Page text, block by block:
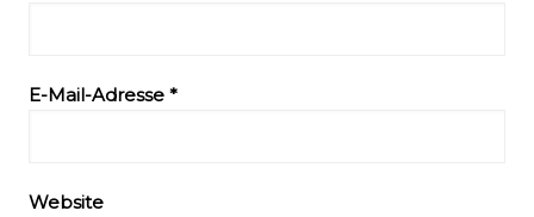
E-Mail-Adresse *
Website